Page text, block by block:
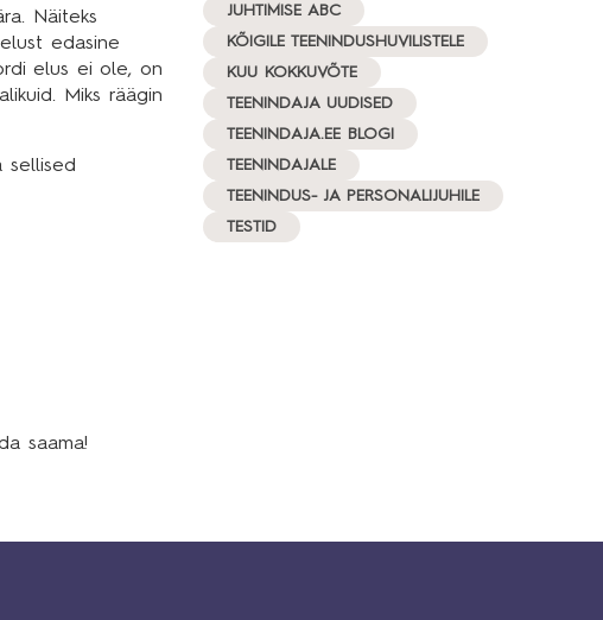
Näiteks
edasine
elus ei ole, on
Miks räägin
sellised
saama!
JUHTIMISE ABC
KÕIGILE TEENINDUSHUVILISTELE
KUU KOKKUVÕTE
TEENINDAJA UUDISED
TEENINDAJA.EE BLOGI
TEENINDAJALE
TEENINDUS- JA PERSONALIJUHILE
TESTID